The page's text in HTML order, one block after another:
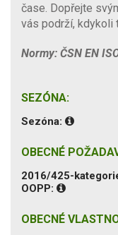
čase. Dopřejte
vás podrží, kdykoli
Normy: ČSN EN
SEZÓNA:
Sezóna:
OBECNÉ
2016/425-
OOPP:
OBECNÉ